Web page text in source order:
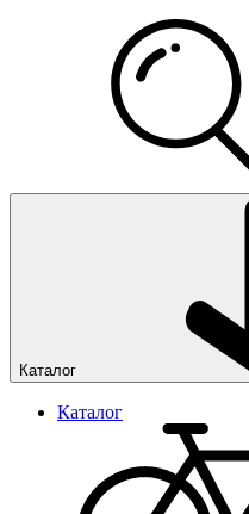
Каталог
Каталог